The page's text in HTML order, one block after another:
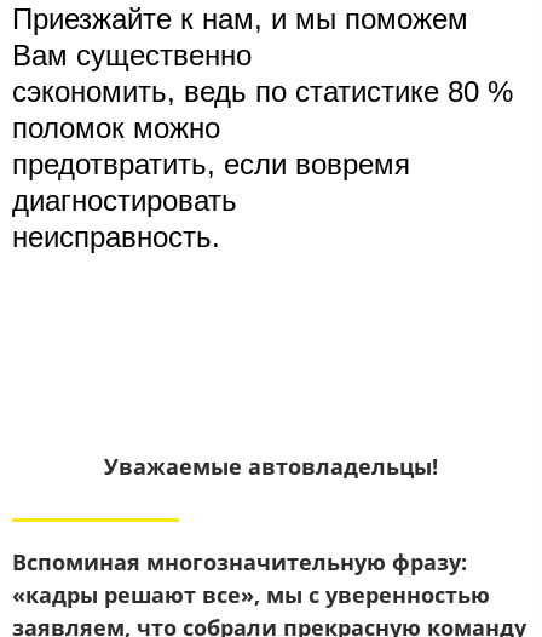
Приезжайте к нам, и мы поможем
Вам существенно
сэкономить, ведь по статистике 80 %
поломок можно
предотвратить, если вовремя
диагностировать
неисправность.​
Уважаемые автовладельцы!
Вспоминая многозначительную фразу:
«кадры решают все», мы с уверенностью
заявляем, что собрали прекрасную команду